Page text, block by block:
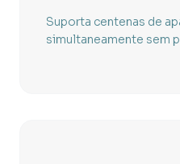
Suporta centenas de
simultaneamente sem